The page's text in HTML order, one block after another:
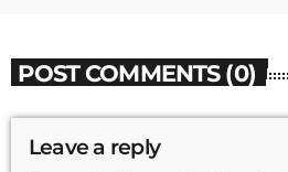
POST COMMENTS (0)
Leave a reply